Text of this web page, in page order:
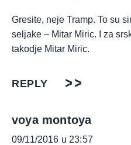
Gresite, neje Tramp. To su
seljake – Mitar Miric. I za
takodje Mitar Miric.
REPLY
voya montoya
09/11/2016 u 23:57